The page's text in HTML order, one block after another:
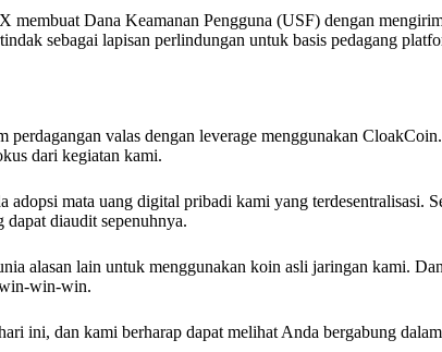
membuat Dana Keamanan Pengguna (USF) dengan
sebagai lapisan perlindungan untuk basis pedagang
perdagangan valas dengan leverage menggunakan
dari kegiatan kami.
adopsi mata uang digital pribadi kami yang terdesentralisasi.
diaudit sepenuhnya.
alasan lain untuk menggunakan koin asli jaringan kami.
win-win.
ini, dan kami berharap dapat melihat Anda bergabung